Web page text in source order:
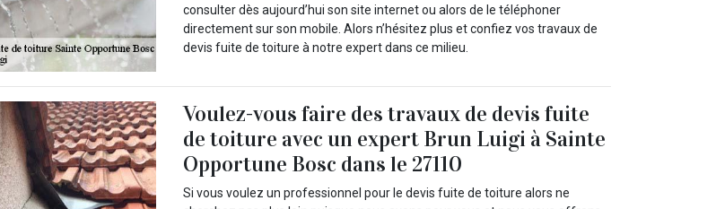
consulter dès aujourd’hui son site internet ou alors de le téléphoner
directement sur son mobile. Alors n’hésitez plus et confiez vos travaux de
devis fuite de toiture à notre expert dans ce milieu.
Voulez-vous faire des travaux de devis fuite
de toiture avec un expert Brun Luigi à Sainte
Opportune Bosc dans le 27110
Si vous voulez un professionnel pour le devis fuite de toiture alors ne